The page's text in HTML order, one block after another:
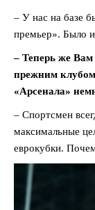
– У нас на базе
премьер». Было
– Теперь же Вам
прежним клубом
«Арсенала»
– Спортсмен
максимальные
еврокубки.